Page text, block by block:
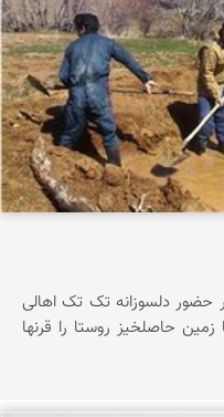
حضور دلسوزانه تک تک اهالی
حاصلخیز روستا را قرنها